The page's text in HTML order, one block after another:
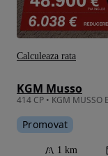
KGM Musso
Promovat
1 km
Calculeaza rata